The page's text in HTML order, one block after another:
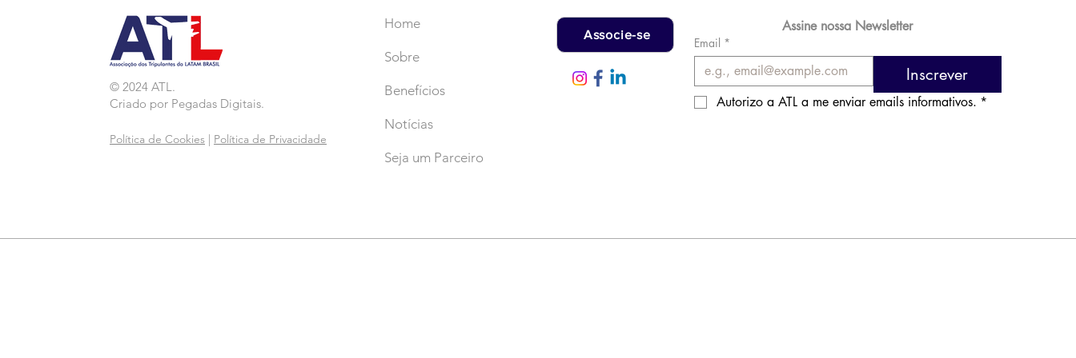
© 2024 ATL.
Criado por Pegadas Digitais.
Política de Cookies Política de Privacidade
Home
Sobre
Benefícios
Notícias
Seja um Parceiro
Associe-se
Assine nossa Newsletter
Email *
Inscrever
Autorizo a ATL a me enviar emails informativos. *